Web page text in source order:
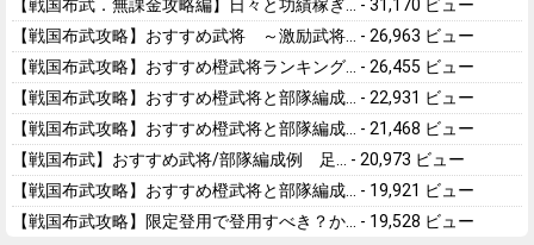
【戦国布武．無課金攻略編】日々と功績稼ぎ...
- 31,170 ビュー
【戦国布武攻略】おすすめ武将 ～激励武将...
- 26,963 ビュー
【戦国布武攻略】おすすめ橙武将ランキング...
- 26,455 ビュー
【戦国布武攻略】おすすめ橙武将と部隊編成...
- 22,931 ビュー
【戦国布武攻略】おすすめ橙武将と部隊編成...
- 21,468 ビュー
【戦国布武】おすすめ武将/部隊編成例 足...
- 20,973 ビュー
【戦国布武攻略】おすすめ橙武将と部隊編成...
- 19,921 ビュー
【戦国布武攻略】限定登用で登用すべき？か...
- 19,528 ビュー